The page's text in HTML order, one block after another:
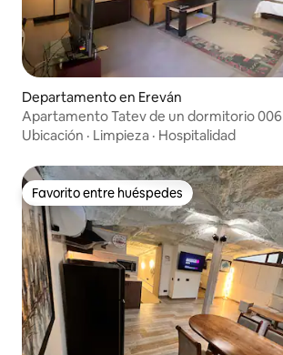
Departamento en Ereván
Apartamento Tatev de un dormitorio 006
Ubicación · Limpieza · Hospitalidad
Favorito entre huéspedes
Favorito entre huéspedes